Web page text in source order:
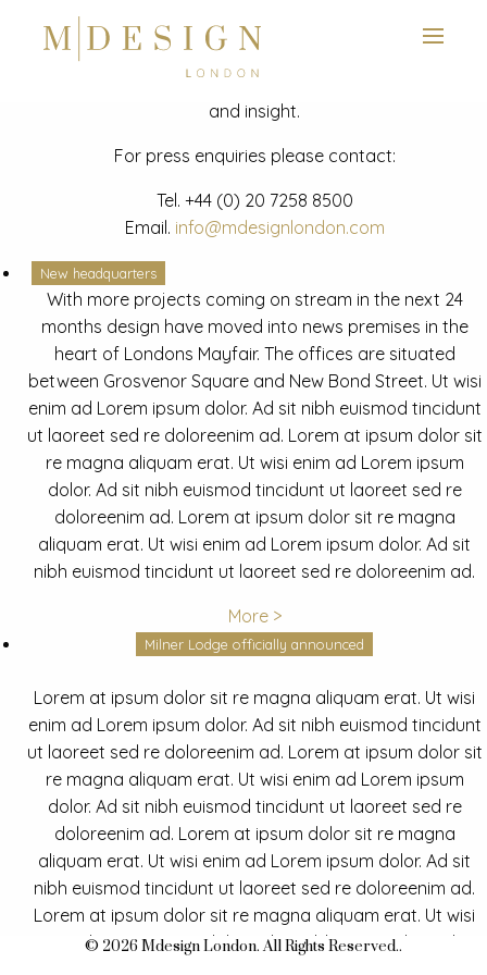
News
Latest mdesign development project and advisory news
and insight.
For press enquiries please contact:
Tel. +44 (0) 20 7258 8500
Email. info@mdesignlondon.com
New headquarters
With more projects coming on stream in the next 24
months design have moved into news premises in the
heart of Londons Mayfair. The offices are situated
between Grosvenor Square and New Bond Street. Ut wisi
enim ad Lorem ipsum dolor. Ad sit nibh euismod tincidunt
ut laoreet sed re doloreenim ad. Lorem at ipsum dolor sit
re magna aliquam erat. Ut wisi enim ad Lorem ipsum
dolor. Ad sit nibh euismod tincidunt ut laoreet sed re
doloreenim ad. Lorem at ipsum dolor sit re magna
aliquam erat. Ut wisi enim ad Lorem ipsum dolor. Ad sit
nibh euismod tincidunt ut laoreet sed re doloreenim ad.
More >
Milner Lodge officially announced
Lorem at ipsum dolor sit re magna aliquam erat. Ut wisi
enim ad Lorem ipsum dolor. Ad sit nibh euismod tincidunt
ut laoreet sed re doloreenim ad. Lorem at ipsum dolor sit
re magna aliquam erat. Ut wisi enim ad Lorem ipsum
dolor. Ad sit nibh euismod tincidunt ut laoreet sed re
doloreenim ad. Lorem at ipsum dolor sit re magna
aliquam erat. Ut wisi enim ad Lorem ipsum dolor. Ad sit
nibh euismod tincidunt ut laoreet sed re doloreenim ad.
Lorem at ipsum dolor sit re magna aliquam erat. Ut wisi
enim ad Lorem ipsum dolor. Ad sit nibh euismod tincidunt
© 2026 Mdesign London. All Rights Reserved..